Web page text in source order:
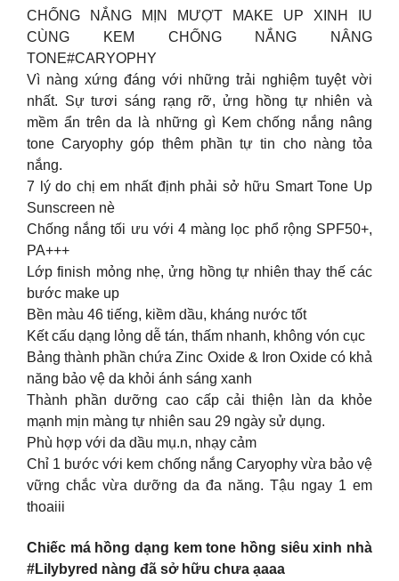
CHỐNG NẮNG MỊN MƯỢT MAKE UP XINH IU
CÙNG KEM CHỐNG NẮNG NÂNG
TONE#CARYOPHY
Vì nàng xứng đáng với những trải nghiệm tuyệt vời
nhất. Sự tươi sáng rạng rỡ, ửng hồng tự nhiên và
mềm ẩn trên da là những gì Kem chống nắng nâng
tone Caryophy góp thêm phần tự tin cho nàng tỏa
nắng.
7 lý do chị em nhất định phải sở hữu Smart Tone Up
Sunscreen nè
Chống nắng tối ưu với 4 màng lọc phổ rộng SPF50+,
PA+++
Lớp finish mỏng nhẹ, ửng hồng tự nhiên thay thế các
bước make up
Bền màu 46 tiếng, kiềm dầu, kháng nước tốt
Kết cấu dạng lỏng dễ tán, thấm nhanh, không vón cục
Bảng thành phần chứa Zinc Oxide & Iron Oxide có khả
năng bảo vệ da khỏi ánh sáng xanh
Thành phần dưỡng cao cấp cải thiện làn da khỏe
mạnh mịn màng tự nhiên sau 29 ngày sử dụng.
Phù hợp với da dầu mụ.n, nhạy cảm
Chỉ 1 bước với kem chống nắng Caryophy vừa bảo vệ
vững chắc vừa dưỡng da đa năng. Tậu ngay 1 em
thoaiii ️
Chiếc má hồng dạng kem tone hồng siêu xinh nhà
#Lilybyred nàng đã sở hữu chưa ạaaa